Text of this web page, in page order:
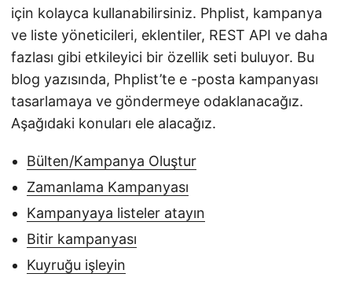
için kolayca kullanabilirsiniz. Phplist, kampanya
ve liste yöneticileri, eklentiler, REST API ve daha
fazlası gibi etkileyici bir özellik seti buluyor. Bu
blog yazısında, Phplist’te e -posta kampanyası
tasarlamaya ve göndermeye odaklanacağız.
Aşağıdaki konuları ele alacağız.
Bülten/Kampanya Oluştur
Zamanlama Kampanyası
Kampanyaya listeler atayın
Bitir kampanyası
Kuyruğu işleyin